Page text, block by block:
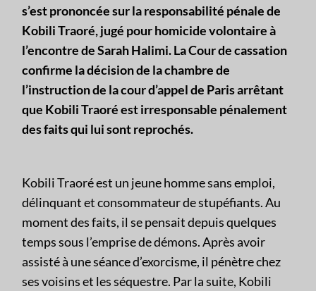
s’est prononcée sur la responsabilité pénale de
Kobili Traoré, jugé pour homicide volontaire à
l’encontre de Sarah Halimi. La Cour de cassation
confirme la décision de la chambre de
l’instruction de la cour d’appel de Paris arrêtant
que Kobili Traoré est irresponsable pénalement
des faits qui lui sont reprochés.
Kobili Traoré est un jeune homme sans emploi,
délinquant et consommateur de stupéfiants. Au
moment des faits, il se pensait depuis quelques
temps sous l’emprise de démons. Après avoir
assisté à une séance d’exorcisme, il pénètre chez
ses voisins et les séquestre. Par la suite, Kobili